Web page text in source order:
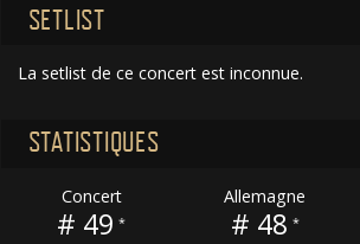
SETLIST
La setlist de ce concert est inconnue.
STATISTIQUES
Concert
# 49 *
Allemagne
# 48 *